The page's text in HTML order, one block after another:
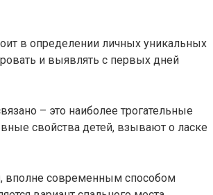
в определении личных уникальных
и выявлять с первых дней
– это наиболее трогательные
свойства детей, взывают о ласке
вполне современным способом